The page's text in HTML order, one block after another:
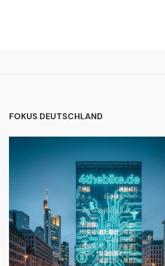
FOKUS DEUTSCHLAND